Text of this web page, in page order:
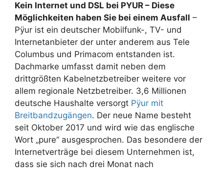
Kein Internet und DSL bei PYUR – Diese
Möglichkeiten haben Sie bei einem Ausfall –
Pÿur ist ein deutscher Mobilfunk-, TV- und
Internetanbieter der unter anderem aus Tele
Columbus und Primacom entstanden ist.
Dachmarke umfasst damit neben dem
drittgrößten Kabelnetzbetreiber weitere vor
allem regionale Netzbetreiber. 3,6 Millionen
deutsche Haushalte versorgt Pÿur mit
Breitbandzugängen. Der neue Name besteht
seit Oktober 2017 und wird wie das englische
Wort „pure“ ausgesprochen. Das besondere der
Internetverträge bei diesem Unternehmen ist,
dass sie sich nach drei Monat nach